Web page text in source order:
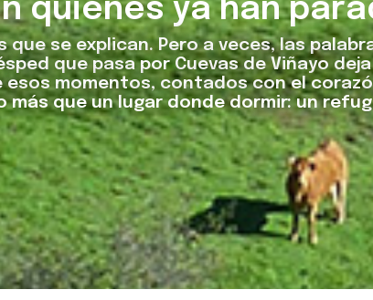
quienes ya han
que se explican. Pero a veces, las
que pasa por Cuevas de Viñayo
esos momentos, contados con el
más que un lugar donde dormir: un